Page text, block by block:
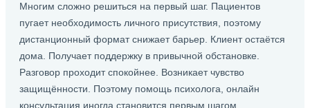
Многим сложно решиться на первый шаг. Пациентов
пугает необходимость личного присутствия, поэтому
дистанционный формат снижает барьер. Клиент остаётся
дома. Получает поддержку в привычной обстановке.
Разговор проходит спокойнее. Возникает чувство
защищённости. Поэтому помощь психолога, онлайн
консультация иногда становится первым шагом.